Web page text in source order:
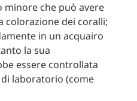
minore che può avere
colorazione dei coralli;
in un acquairo
la sua
essere controllata
laboratorio (come